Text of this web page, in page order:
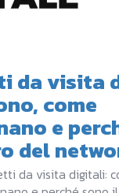
da visita
come
e
del
da visita digitali: